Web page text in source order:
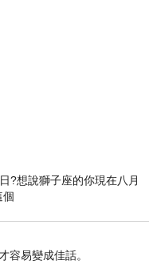
想說獅子座的你現在八月
個
容易變成佳話。